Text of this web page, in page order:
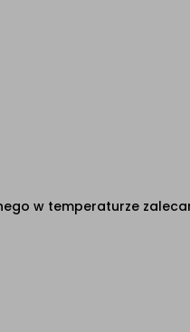
w temperaturze